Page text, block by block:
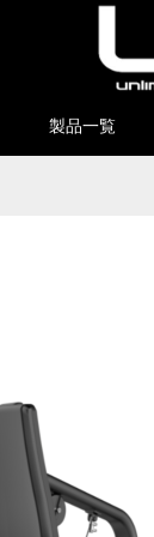
製品一覧